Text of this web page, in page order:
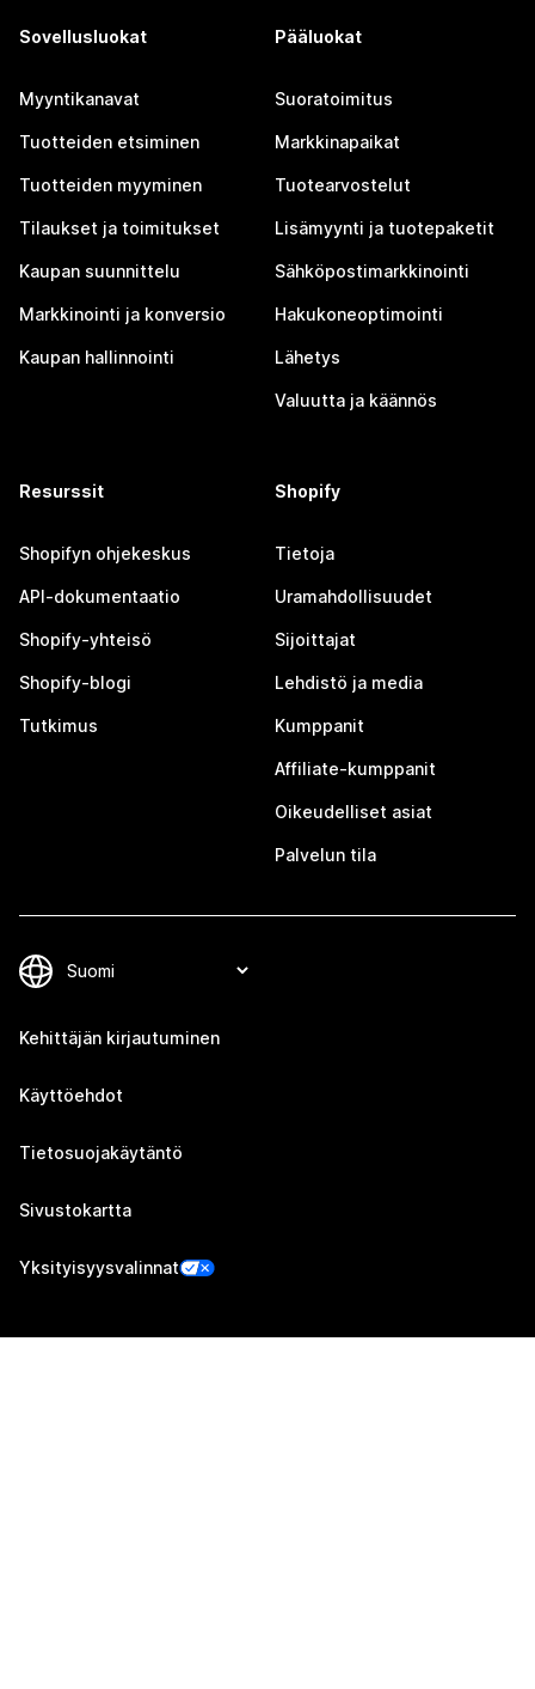
Sovellusluokat
Myyntikanavat
Tuotteiden etsiminen
Tuotteiden myyminen
Tilaukset ja toimitukset
Kaupan suunnittelu
Markkinointi ja konversio
Kaupan hallinnointi
Pääluokat
Suoratoimitus
Markkinapaikat
Tuotearvostelut
Lisämyynti ja tuotepaketit
Sähköpostimarkkinointi
Hakukoneoptimointi
Lähetys
Valuutta ja käännös
Resurssit
Shopifyn ohjekeskus
API-dokumentaatio
Shopify-yhteisö
Shopify-blogi
Tutkimus
Shopify
Tietoja
Uramahdollisuudet
Sijoittajat
Lehdistö ja media
Kumppanit
Affiliate-kumppanit
Oikeudelliset asiat
Palvelun tila
Kehittäjän kirjautuminen
Käyttöehdot
Tietosuojakäytäntö
Sivustokartta
Yksityisyysvalinnat